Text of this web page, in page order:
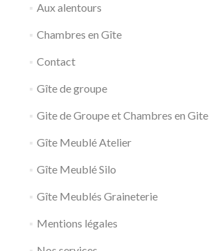
Aux alentours
Chambres en Gîte
Contact
Gîte de groupe
Gite de Groupe et Chambres en Gite
Gîte Meublé Atelier
Gîte Meublé Silo
Gîte Meublés Graineterie
Mentions légales